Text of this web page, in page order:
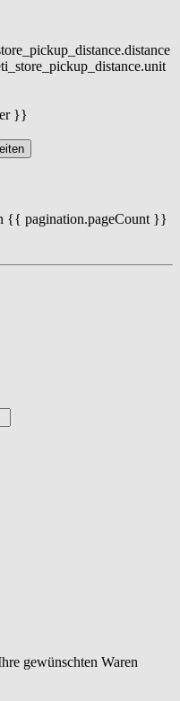
}}
{{ pagination.pageCount }}
gewünschten Waren